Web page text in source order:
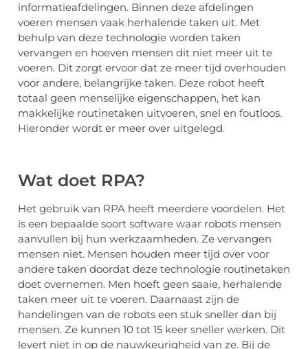
informatieafdelingen. Binnen deze afdelingen
voeren mensen vaak herhalende taken uit. Met
behulp van deze technologie worden taken
vervangen en hoeven mensen dit niet meer uit te
voeren. Dit zorgt ervoor dat ze meer tijd overhouden
voor andere, belangrijke taken. Deze robot heeft
totaal geen menselijke eigenschappen, het kan
makkelijke routinetaken uitvoeren, snel en foutloos.
Hieronder wordt er meer over uitgelegd.
Wat doet RPA?
Het gebruik van RPA heeft meerdere voordelen. Het
is een bepaalde soort software waar robots mensen
aanvullen bij hun werkzaamheden. Ze vervangen
mensen niet. Mensen houden meer tijd over voor
andere taken doordat deze technologie routinetaken
doet overnemen. Men hoeft geen saaie, herhalende
taken meer uit te voeren. Daarnaast zijn de
handelingen van de robots een stuk sneller dan bij
mensen. Ze kunnen 10 tot 15 keer sneller werken. Dit
levert niet in op de nauwkeurigheid van ze. Bij de